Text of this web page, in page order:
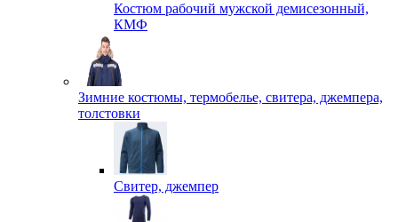
Костюм рабочий мужской демисезонный,
КМФ
Зимние костюмы, термобелье, свитера, джемпера,
толстовки
Свитер, джемпер